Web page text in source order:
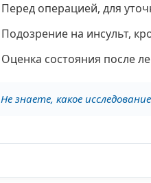
Перед операцией, для
Подозрение на инсульт,
Оценка состояния после
Не знаете, какое